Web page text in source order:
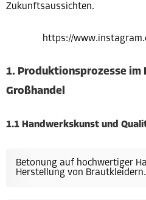
Zukunftsaussichten.
https://
1. Produktionsprozesse im
Großhandel
1.1 Handwerkskunst und
Betonung auf hochwertiger
Herstellung von Brautkleidern.